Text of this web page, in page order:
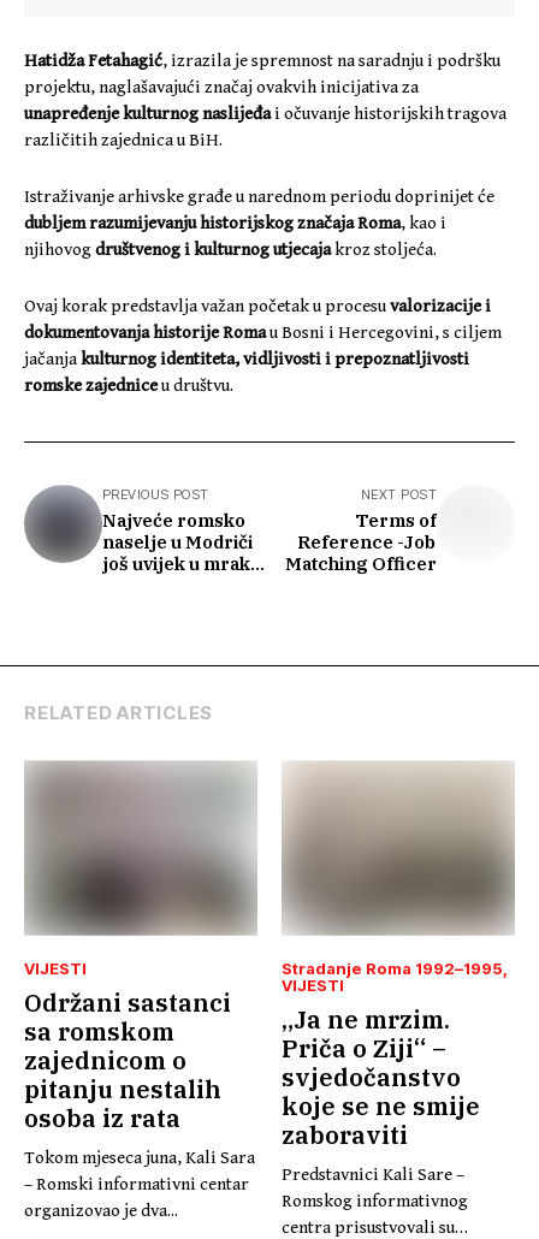
Hatidža Fetahagić, izrazila je spremnost na saradnju i podršku
projektu, naglašavajući značaj ovakvih inicijativa za
unapređenje kulturnog naslijeđai očuvanje historijskih tragova
različitih zajednica u BiH.
Istraživanje arhivske građe u narednom periodu doprinijet će
dubljem razumijevanju historijskog značaja Roma, kao i
njihovogdruštvenog i kulturnog utjecajakroz stoljeća.
Ovaj korak predstavlja važan početak u procesuvalorizacije i
dokumentovanja historije Romau Bosni i Hercegovini, s ciljem
jačanjakulturnog identiteta, vidljivosti i prepoznatljivosti
romske zajedniceu društvu.
PREVIOUS POST
Najveće romsko
naselje u Modriči
još uvijek u mraku:
NEXT POST
Terms of
Reference -Job
Matching Officer
RELATED ARTICLES
VIJESTI
Održani sastanci
sa romskom
zajednicom o
pitanju nestalih
osoba iz rata
Tokom mjeseca juna, Kali Sara
– Romski informativni centar
organizovao je dva...
Stradanje Roma 1992–1995
VIJESTI
„Ja ne mrzim.
Priča o Ziji“ –
svjedočanstvo
koje se ne smije
zaboraviti
Predstavnici Kali Sare –
Romskog informativnog
centra prisustvovali su